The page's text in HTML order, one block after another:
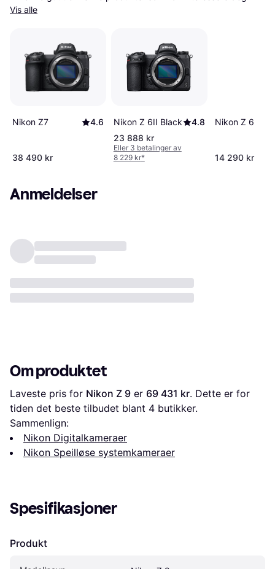
Vis alle
Nikon Z7 4.6
38 490 kr
Nikon Z 6II Black
4.8
23 888 kr
Eller 3 betalinger av
8 229 kr*
Nikon Z 6
14 290 kr
Anmeldelser
Om produktet
Laveste pris for Nikon Z 9 er 69 431 kr. Dette er for
tiden det beste tilbudet blant 4 butikker.
Sammenlign:
Nikon Digitalkameraer
Nikon Speilløse systemkameraer
Spesifikasjoner
Produkt